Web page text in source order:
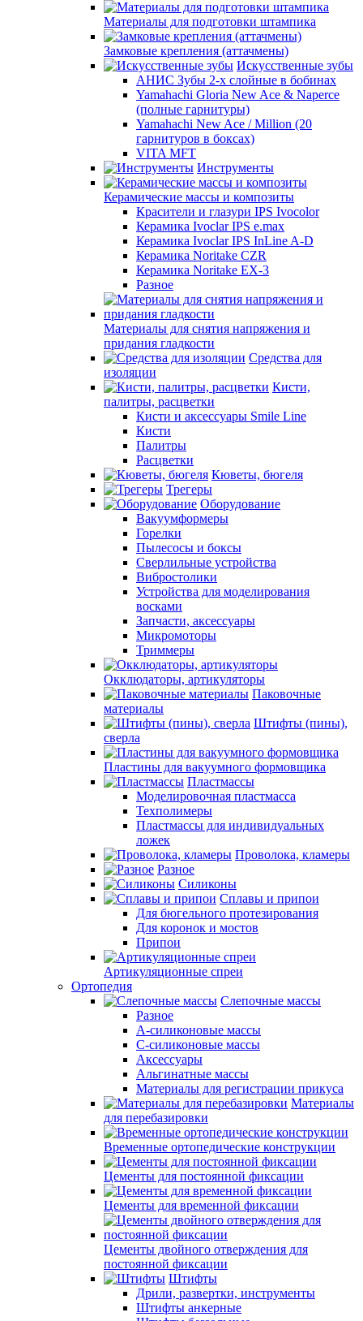
Материалы для подготовки штампика
Замковые крепления (аттачмены)
Искусственные зубы
АНИС Зубы 2-х слойные в бобинах
Yamahachi Gloria New Ace & Naperce
(полные гарнитуры)
Yamahachi New Ace / Million (20
гарнитуров в боксах)
VITA MFT
Инструменты
Керамические массы и композиты
Красители и глазури IPS Ivocolor
Керамика Ivoclar IPS e.max
Керамика Ivoclar IPS InLine A-D
Керамика Noritake CZR
Керамика Noritake EX-3
Разное
Материалы для снятия напряжения и
придания гладкости
Средства для
изоляции
Кисти,
палитры, расцветки
Кисти и аксессуары Smile Line
Кисти
Палитры
Расцветки
Кюветы, бюгеля
Трегеры
Оборудование
Вакуумформеры
Горелки
Пылесосы и боксы
Сверлильные устройства
Вибростолики
Устройства для моделирования
восками
Запчасти, аксессуары
Микромоторы
Триммеры
Окклюдаторы, артикуляторы
Паковочные
материалы
Штифты (пины),
сверла
Пластины для вакуумного формовщика
Пластмассы
Моделировочная пластмасса
Техполимеры
Пластмассы для индивидуальных
ложек
Проволока, кламеры
Разное
Силиконы
Сплавы и припои
Для бюгельного протезирования
Для коронок и мостов
Припои
Артикуляционные спреи
Ортопедия
Слепочные массы
Разное
А-силиконовые массы
С-силиконовые массы
Аксессуары
Альгинатные массы
Материалы для регистрации прикуса
Материалы
для перебазировки
Временные ортопедические конструкции
Цементы для постоянной фиксации
Цементы для временной фиксации
Цементы двойного отверждения для
постоянной фиксации
Штифты
Дрили, развертки, инструменты
Штифты анкерные